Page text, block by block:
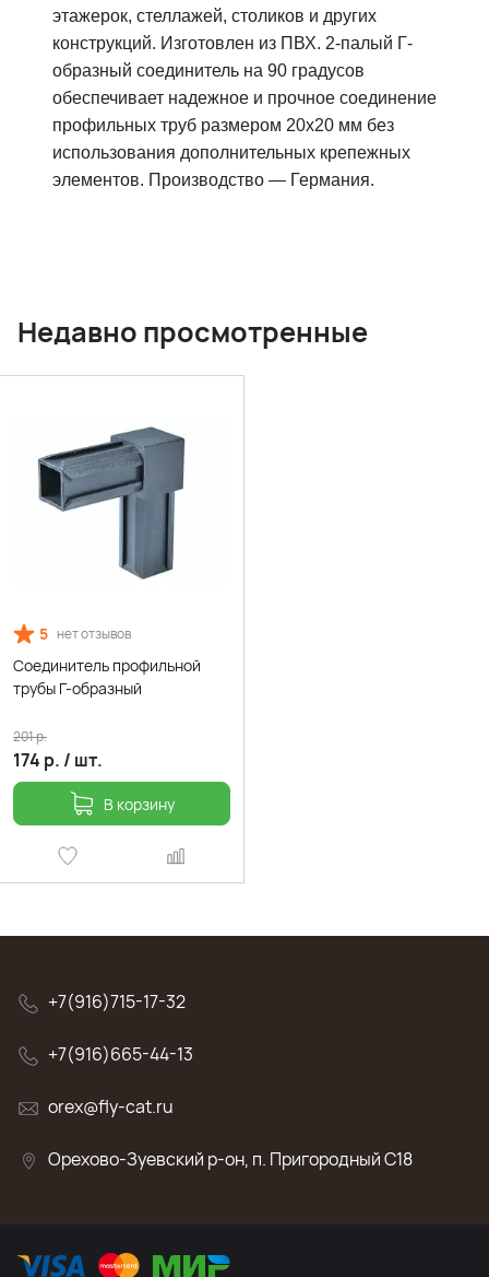
этажерок, стеллажей, столиков и других
конструкций. Изготовлен из ПВХ. 2-палый Г-
образный соединитель на 90 градусов
обеспечивает надежное и прочное соединение
профильных труб размером 20x20 мм без
использования дополнительных крепежных
элементов. Производство — Германия.
Недавно просмотренные
5 нет отзывов
Соединитель профильной
трубы Г-образный
174 р. / шт.
201р.
В корзину
+7(916)715-17-32
+7(916)665-44-13
orex@fly-cat.ru
Орехово-Зуевский р-он, п. Пригородный C18